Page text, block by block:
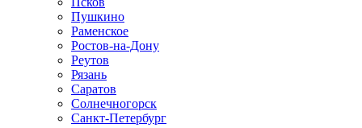
Пушкино
Раменское
Ростов-на-Дону
Реутов
Рязань
Саратов
Солнечногорск
Санкт-Петербург